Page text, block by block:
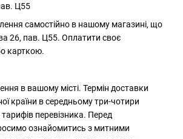
Ц55
самостійно в нашому магазині, що
26, пав. Ц55. Оплатити своє
карткою.
в вашому місті. Термін доставки
країни в середньому три-чотири
перевізника. Перед
ознайомитись з митними